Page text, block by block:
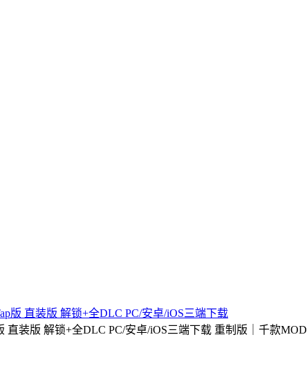
版 直装版 解锁+全DLC PC/安卓/iOS三端下载
直装版 解锁+全DLC PC/安卓/iOS三端下载 重制版｜千款